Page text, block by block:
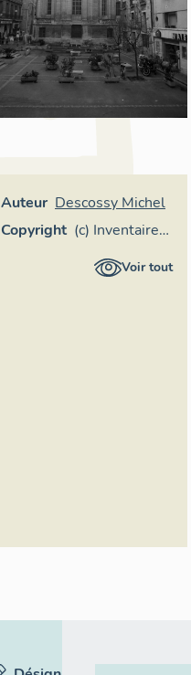
Auteur Descossy Michel
Copyright (c) Inventaire
généralVoir tout